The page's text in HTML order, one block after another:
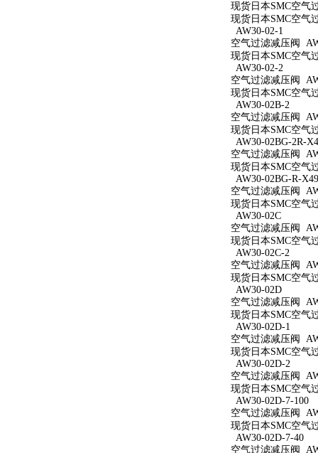
现货日本SMC空气
现货日本SMC空气
AW30-02-1
空气过滤减压阀
现货日本SMC空气
AW30-02-2
空气过滤减压阀
现货日本SMC空气
AW30-02B-2
空气过滤减压阀
现货日本SMC空气
AW30-02BG-2R-
空气过滤减压阀
现货日本SMC空气
AW30-02BG-R-
空气过滤减压阀
现货日本SMC空气
AW30-02C
空气过滤减压阀
现货日本SMC空气
AW30-02C-2
空气过滤减压阀
现货日本SMC空气
AW30-02D
空气过滤减压阀
现货日本SMC空气
AW30-02D-1
空气过滤减压阀
现货日本SMC空气
AW30-02D-2
空气过滤减压阀
现货日本SMC空气
AW30-02D-7-100
空气过滤减压阀
现货日本SMC空气
AW30-02D-7-40
空气过滤减压阀